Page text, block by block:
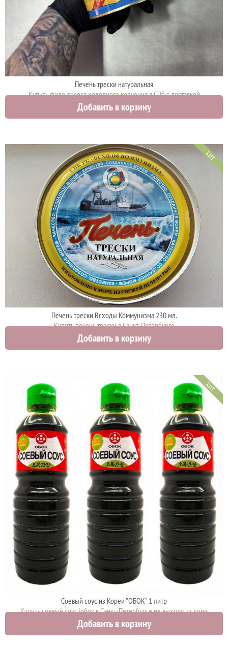
Печень трески натуральная
Купить филе лосося холодного копчения в СПб с доставкой
2300 руб.
Добавить в корзину
ХИТ
Печень трески Всходы Коммунизма 230 мл.
Купить печень трески в Санкт-Петербурге
1299 руб.
Добавить в корзину
ХИТ
Соевый соус из Кореи "ОБОК" 1 литр
Купить соевый соус iобок в Санкт-Петербурге не выходя из дома
1000 руб.
Добавить в корзину